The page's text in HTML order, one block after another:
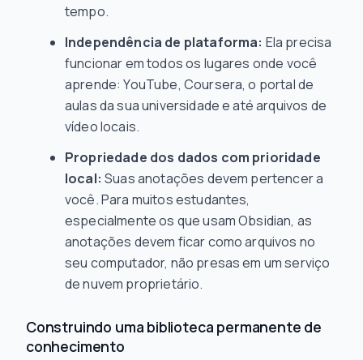
tempo.
Independência de plataforma: Ela precisa
funcionar em todos os lugares onde você
aprende: YouTube, Coursera, o portal de
aulas da sua universidade e até arquivos de
vídeo locais.
Propriedade dos dados com prioridade
local: Suas anotações devem pertencer a
você. Para muitos estudantes,
especialmente os que usam Obsidian, as
anotações devem ficar como arquivos no
seu computador, não presas em um serviço
de nuvem proprietário.
Construindo uma biblioteca permanente de
conhecimento